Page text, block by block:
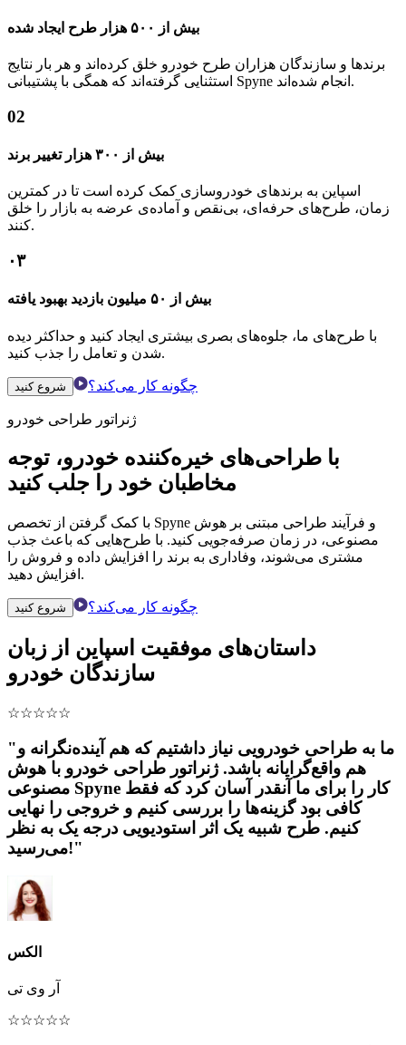
بیش از ۵۰۰ هزار طرح ایجاد شده
برندها و سازندگان هزاران طرح خودرو خلق کرده‌اند و هر بار نتایج
استثنایی گرفته‌اند که همگی با پشتیبانی Spyne انجام شده‌اند.
02
بیش از ۳۰۰ هزار تغییر برند
اسپاین به برندهای خودروسازی کمک کرده است تا در کمترین
زمان، طرح‌های حرفه‌ای، بی‌نقص و آماده‌ی عرضه به بازار را خلق
کنند.
۰۳
بیش از ۵۰ میلیون بازدید بهبود یافته
با طرح‌های ما، جلوه‌های بصری بیشتری ایجاد کنید و حداکثر دیده
شدن و تعامل را جذب کنید.
شروع کنید چگونه کار می‌کند؟
ژنراتور طراحی خودرو
با طراحی‌های خیره‌کننده خودرو، توجه
مخاطبان خود را جلب کنید
با کمک گرفتن از تخصص Spyne و فرآیند طراحی مبتنی بر هوش
مصنوعی، در زمان صرفه‌جویی کنید. با طرح‌هایی که باعث جذب
مشتری می‌شوند، وفاداری به برند را افزایش داده و فروش را
افزایش دهید.
شروع کنید چگونه کار می‌کند؟
داستان‌های موفقیت اسپاین از زبان
سازندگان خودرو
☆☆☆☆☆
"ما به طراحی خودرویی نیاز داشتیم که هم آینده‌نگرانه و
هم واقع‌گرایانه باشد. ژنراتور طراحی خودرو با هوش
مصنوعی Spyne کار را برای ما آنقدر آسان کرد که فقط
کافی بود گزینه‌ها را بررسی کنیم و خروجی را نهایی
کنیم. طرح شبیه یک اثر استودیویی درجه یک به نظر
می‌رسید!"
الکس
آر وی تی
☆☆☆☆☆